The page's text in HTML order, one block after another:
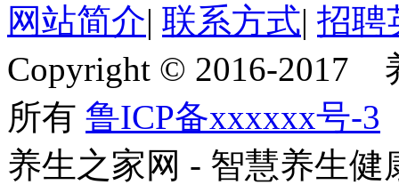
网站简介| 联系方式| 招聘
Copyright © 2016-2017
所有 鲁ICP备xxxxxx号-3
养生之家网 - 智慧养生